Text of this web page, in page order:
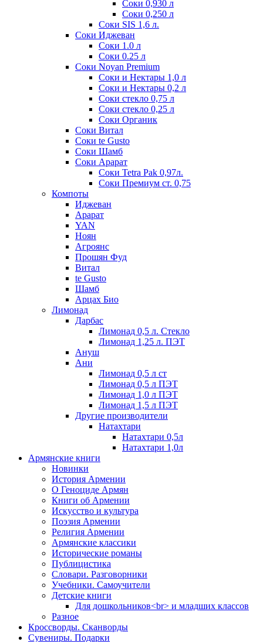
Соки 0,930 л
Соки 0,250 л
Соки SIS 1,6 л.
Соки Иджеван
Соки 1.0 л
Соки 0.25 л
Соки Noyan Premium
Соки и Нектары 1,0 л
Соки и Нектары 0,2 л
Соки стекло 0,75 л
Соки стекло 0,25 л
Соки Органик
Соки Витал
Соки te Gusto
Соки Шамб
Соки Арарат
Соки Tetra Pak 0,97л.
Соки Премиум ст. 0,75
Компоты
Иджеван
Арарат
YAN
Ноян
Агроянс
Прошян Фуд
Витал
te Gusto
Шамб
Арцах Био
Лимонад
Дарбас
Лимонад 0,5 л. Стекло
Лимонад 1,25 л. ПЭТ
Ануш
Ани
Лимонад 0,5 л ст
Лимонад 0,5 л ПЭТ
Лимонад 1,0 л ПЭТ
Лимонад 1,5 л ПЭТ
Другие производители
Натахтари
Натахтари 0,5л
Натахтари 1,0л
Армянские книги
Новинки
История Армении
О Геноциде Армян
Книги об Армении
Иcкусство и культура
Поэзия Армении
Религия Армении
Армянские классики
Исторические романы
Публицистика
Словари. Разговорники
Учебники. Самоучители
Детские книги
Для дошкольников<br> и младших классов
Разное
Кроссворды. Сканворды
Сувениры. Подарки